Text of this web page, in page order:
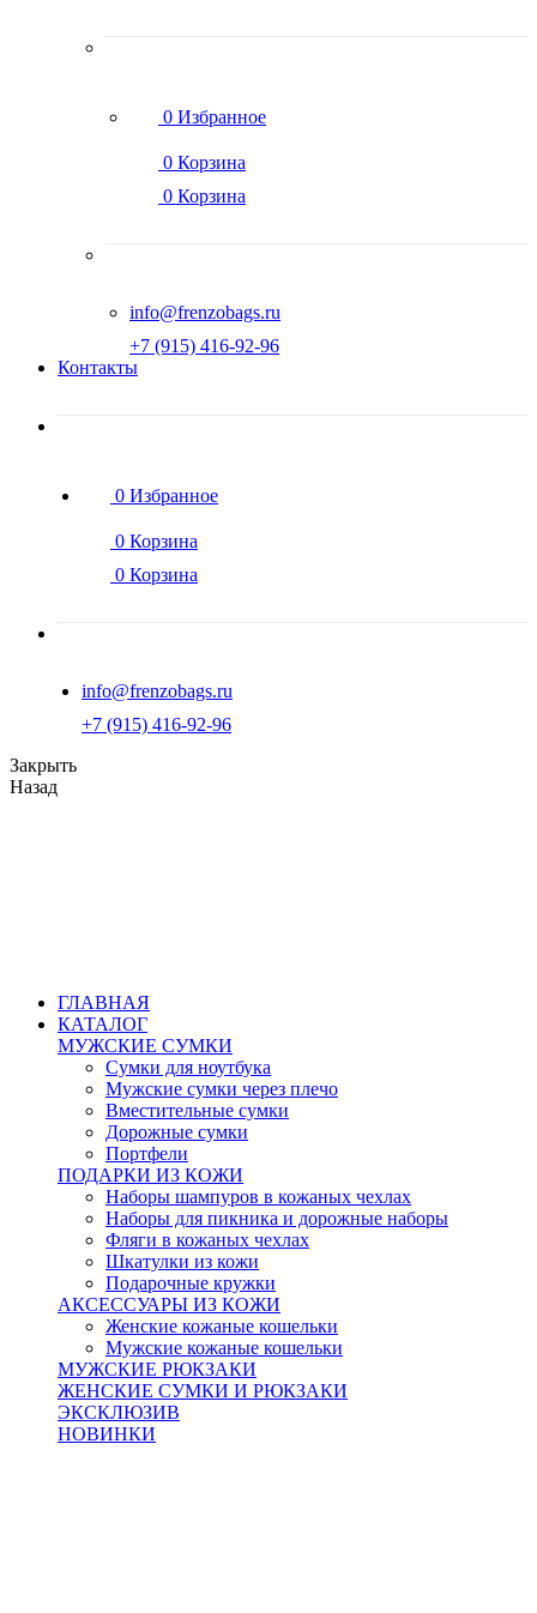
0 Избранное
0 Корзина
0 Корзина
info@frenzobags.ru
‭+7 (915) 416-92-96
Контакты
0 Избранное
0 Корзина
0 Корзина
info@frenzobags.ru
‭+7 (915) 416-92-96
Закрыть
Назад
ГЛАВНАЯ
КАТАЛОГ
МУЖСКИЕ СУМКИ
Сумки для ноутбука
Мужские сумки через плечо
Вместительные сумки
Дорожные сумки
Портфели
ПОДАРКИ ИЗ КОЖИ
Наборы шампуров в кожаных чехлах
Наборы для пикника и дорожные наборы
Фляги в кожаных чехлах
Шкатулки из кожи
Подарочные кружки
АКСЕССУАРЫ ИЗ КОЖИ
Женские кожаные кошельки
Мужские кожаные кошельки
МУЖСКИЕ РЮКЗАКИ
ЖЕНСКИЕ СУМКИ И РЮКЗАКИ
ЭКСКЛЮЗИВ
НОВИНКИ